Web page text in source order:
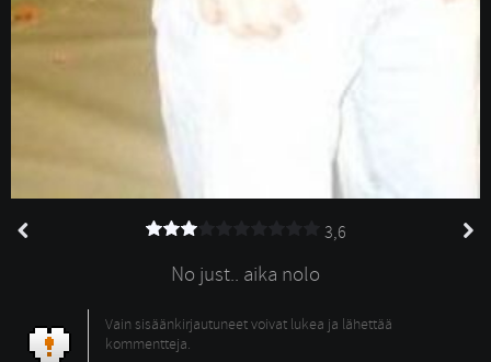
3,6
No just.. aika nolo
Vain sisäänkirjautuneet voivat lukea ja lähettää
kommentteja.